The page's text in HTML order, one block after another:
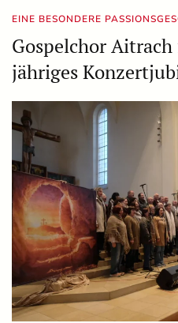
EINE BESONDERE
Gospelchor
jähriges